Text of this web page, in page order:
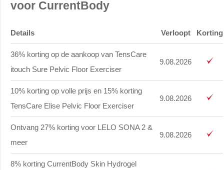
voor CurrentBody
Details Verloopt Korting
36% korting op de aankoop van TensCare
itouch Sure Pelvic Floor Exerciser
9.08.2026
10% korting op volle prijs en 15% korting
TensCare Elise Pelvic Floor Exerciser
9.08.2026
Ontvang 27% korting voor LELO SONA 2 &
meer
9.08.2026
8% korting CurrentBody Skin Hydrogel